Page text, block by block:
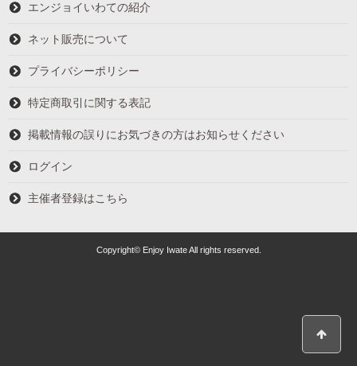
エンジョイいわての紹介
ネット販売について
プライバシーポリシー
特定商取引に関する表記
掲載情報の誤りにお気づきの方はお知らせください
ログイン
主催者登録はこちら
Copyright© Enjoy Iwate All rights reserved.